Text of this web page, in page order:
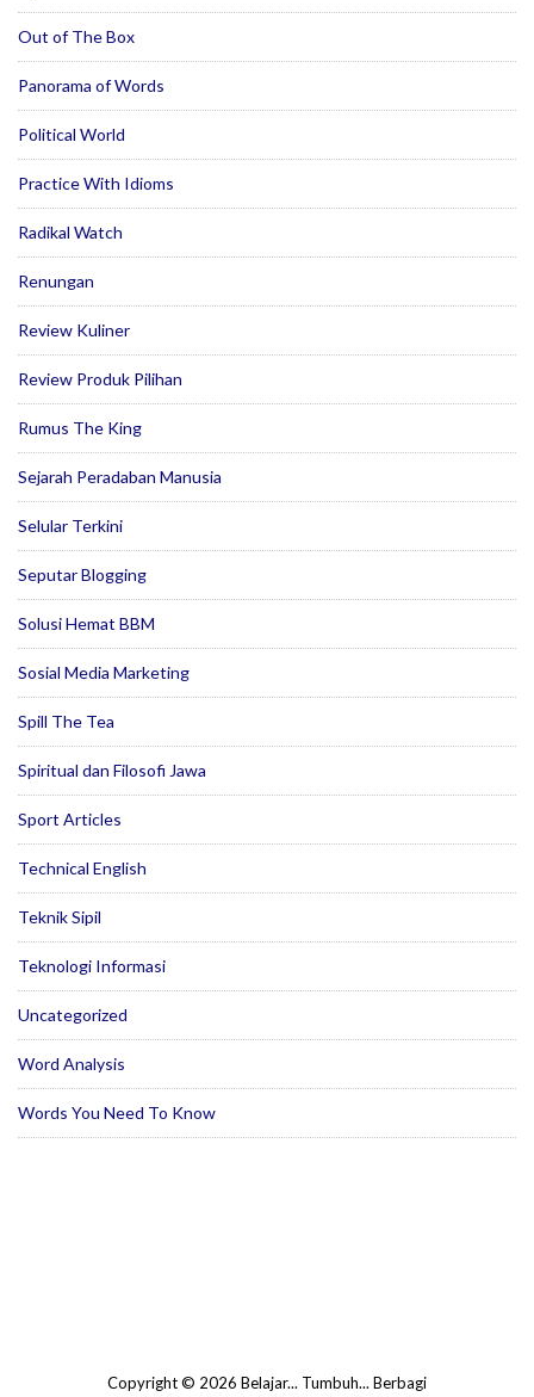
Out of The Box
Panorama of Words
Political World
Practice With Idioms
Radikal Watch
Renungan
Review Kuliner
Review Produk Pilihan
Rumus The King
Sejarah Peradaban Manusia
Selular Terkini
Seputar Blogging
Solusi Hemat BBM
Sosial Media Marketing
Spill The Tea
Spiritual dan Filosofi Jawa
Sport Articles
Technical English
Teknik Sipil
Teknologi Informasi
Uncategorized
Word Analysis
Words You Need To Know
Copyright © 2026 Belajar... Tumbuh... Berbagi